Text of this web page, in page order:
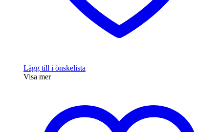
Lägg till i önskelista
Visa mer